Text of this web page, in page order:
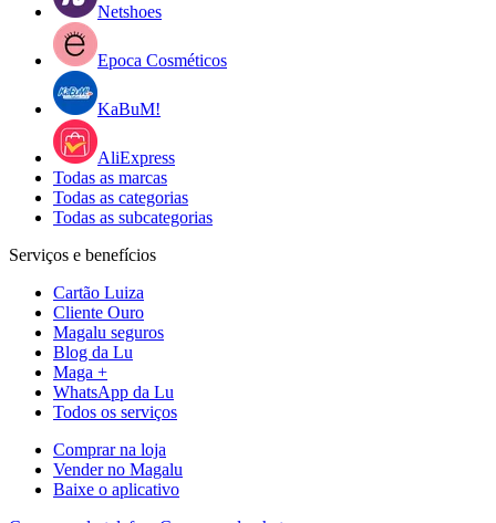
Netshoes
Epoca Cosméticos
KaBuM!
AliExpress
Todas as marcas
Todas as categorias
Todas as subcategorias
Serviços e benefícios
Cartão Luiza
Cliente Ouro
Magalu seguros
Blog da Lu
Maga +
WhatsApp da Lu
Todos os serviços
Comprar na loja
Vender no Magalu
Baixe o aplicativo